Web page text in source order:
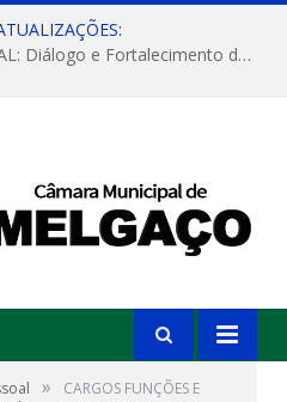
Convite: Encontro da APAIGAL: Diálogo e Fortalecimento da Agricultura Familiar
»
CARGOS FUNÇÕES E